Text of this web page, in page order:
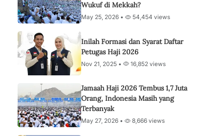
Wukuf di Mekkah?
May 25, 2026 • 54,454 views
Inilah Formasi dan Syarat Daftar
Petugas Haji 2026
Nov 21, 2025 • 16,852 views
Jamaah Haji 2026 Tembus 1,7 Juta
Orang, Indonesia Masih yang
Terbanyak
May 27, 2026 • 8,666 views